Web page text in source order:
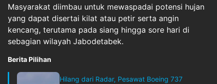
Masyarakat diimbau untuk mewaspadai potensi hujan
yang dapat disertai kilat atau petir serta angin
kencang, terutama pada siang hingga sore hari di
sebagian wilayah Jabodetabek.
Berita Pilihan
Hilang dari Radar, Pesawat Boeing 737